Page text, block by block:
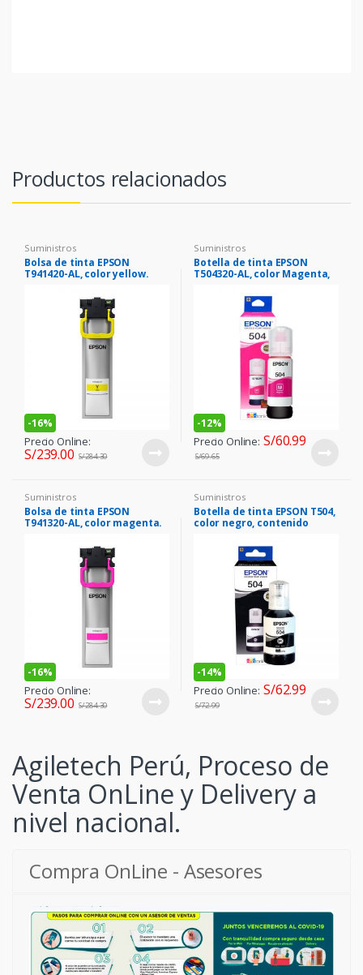
Productos relacionados
Suministros
Bolsa de tinta EPSON
T941420-AL, color yellow.
-16%
Precio Online:
S/239.00 S/284.30
Suministros
Botella de tinta EPSON
T504320-AL, color Magenta,
-12%
Precio Online: S/60.99
S/69.65
Suministros
Bolsa de tinta EPSON
T941320-AL, color magenta.
-16%
Precio Online:
S/239.00 S/284.30
Suministros
Botella de tinta EPSON T504,
color negro, contenido
EPSON L4160.
-14%
Precio Online: S/62.99
S/72.99
Agiletech Perú, Proceso de
Venta OnLine y Delivery a
nivel nacional.
Compra OnLine - Asesores